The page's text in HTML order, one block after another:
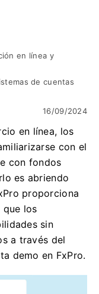
en línea y
de cuentas
16/09/2024
en línea, los
con el
con fondos
es abriendo
proporciona
que los
sin
a través del
demo en FxPro.